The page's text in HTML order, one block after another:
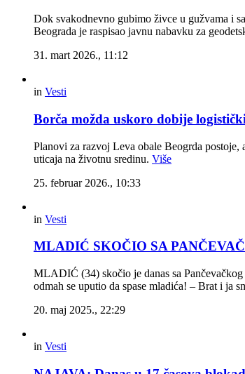
Dok svakodnevno gubimo živce u gužvama i
Beograda je raspisao javnu nabavku za
31. mart 2026., 11:12
in Vesti
Borča možda uskoro dobije
Planovi za razvoj Leva obale Beogrda postoje,
uticaja na životnu sredinu. Više
25. februar 2026., 10:33
in Vesti
MLADIĆ SKOČIO SA
MLADIĆ (34) skočio je danas sa
odmah se uputio da spase mladića! – Brat i ja
20. maj 2025., 22:29
in Vesti